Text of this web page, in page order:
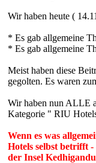
Wir haben heute (
* Es gab allgemeine
* Es gab allgemeine
Meist haben diese
gegolten. Es waren
Wir haben nun ALLE
Kategorie " RIU
Wenn es was
Hotels selbst betrifft
der Insel